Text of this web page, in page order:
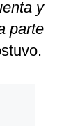
y
parte